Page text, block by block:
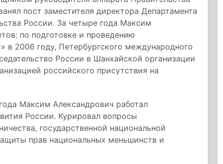
пост заместителя директора Департамента
России. За четыре года Максим
по подготовке и проведению
в 2006 году, Петербургского международного
России в Шанхайской организации
российского присутствия на
Максим Александрович работал
России. Курировал вопросы
государственной национальной
прав национальных меньшинств и